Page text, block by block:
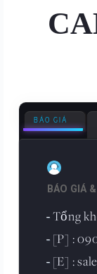
BÁO GIÁ
BÁO GIÁ
- Tổng
- [P] :
- [E] :